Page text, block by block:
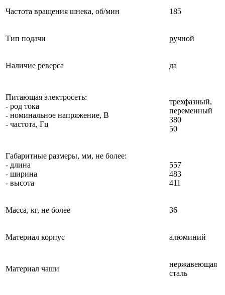
Частота вращения шнека, об/мин 185
Тип подачи ручной
Наличие реверса да
Питающая электросеть:
- род тока
- номинальное напряжение, В
- частота, Гц
трехфазный,
переменный
380
50
Габаритные размеры, мм, не более:
- длина
- ширина
- высота
557
483
411
Масса, кг, не более 36
Материал корпус алюминий
Материал чаши
нержавеющая
сталь